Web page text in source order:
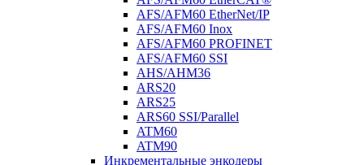
AFS/AFM60 EtherNet/IP
AFS/AFM60 Inox
AFS/AFM60 PROFINET
AFS/AFM60 SSI
AHS/AHM36
ARS20
ARS25
ARS60 SSI/Parallel
ATM60
ATM90
Инкрементальные энкодеры